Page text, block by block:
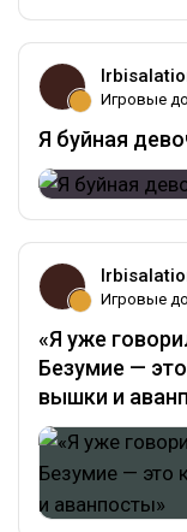
Игровые
Я буйная
Игровые
«Я уже
Безумие —
вышки и